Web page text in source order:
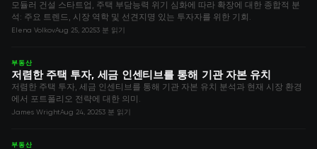
모듈러 건설 스타트업, 주택 부담능력 위기 심화에 따라 확장에 대한 종합적 분
석: 주요 트렌드, 시장 역학 및 선견지명 있는 투자자를 위한 기회.
Elena VolkovAug 25, 20253 분 읽기
부동산
저렴한 주택 투자, 세금 인센티브를 통해 기관 자본 유치
저렴한 주택 투자, 세금 인센티브를 통해 기관 자본 유치 분석과 현재 시장 환경
에서 포트폴리오 전략에 대한 의미.
James WrightAug 24, 20253 분 읽기
부동산